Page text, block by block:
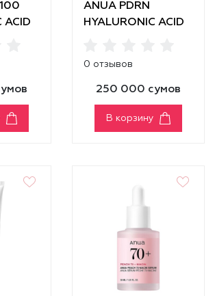
ACID
ANUA PDRN
HYALURONIC ACID
0 отзывов
250 000 сумов
В корзину